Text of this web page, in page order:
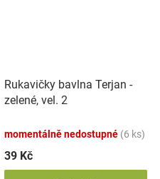
Rukavičky bavlna Terjan -
zelené, vel. 2
momentálně nedostupné (6 ks)
39 Kč